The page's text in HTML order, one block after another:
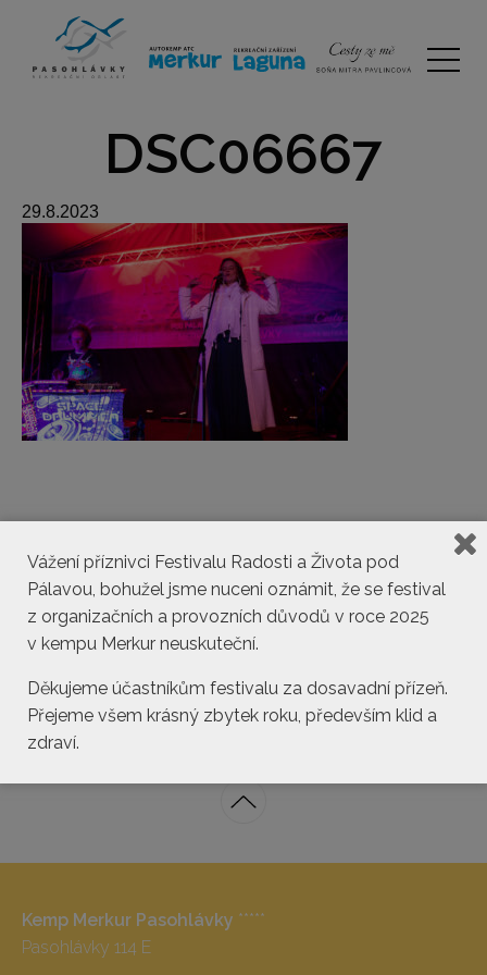
DSC06667
29.8.2023
kemp@pasohlavky.cz
Kemp Merkur Pasohlávky *****
Pasohlávky 114 E
Vážení příznivci Festivalu Radosti a Života pod
Pálavou, bohužel jsme nuceni oznámit, že se festival
z organizačních a provozních důvodů v roce 2025
v kempu Merkur neuskuteční.
Děkujeme účastníkům festivalu za dosavadní přízeň.
Přejeme všem krásný zbytek roku, především klid a
zdraví.